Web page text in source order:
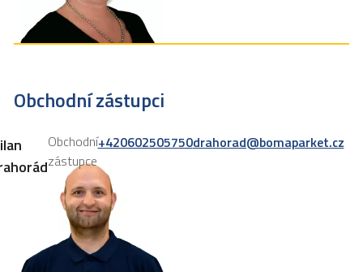
Obchodní zástupci
Obchodní
zástupce
+420602505750drahorad@bomaparket.cz